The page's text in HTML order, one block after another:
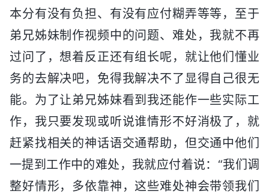
本分有没有负担、有没有应付糊弄等等，至于
弟兄姊妹制作视频中的问题、难处，我就不再
过问了，想着反正还有组长呢，就让他们懂业
务的去解决吧，免得我解决不了显得自己很无
能。为了让弟兄姊妹看到我还能作一些实际工
作，我只要发现或听说谁情形不好消极了，就
赶紧找相关的神话语交通帮助，但交通中他们
一提到工作中的难处，我就应付着说：“我们调
整好情形，多依靠神，这些难处神会带领我们